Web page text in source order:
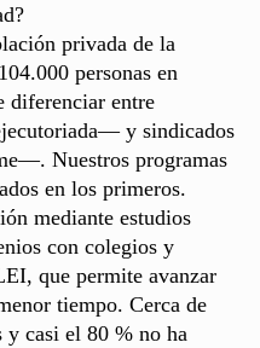
privada de la
personas en
diferenciar entre
y sindicados
Nuestros programas
en los primeros.
mediante estudios
con colegios y
que permite avanzar
tiempo. Cerca de
y casi el 80 % no ha